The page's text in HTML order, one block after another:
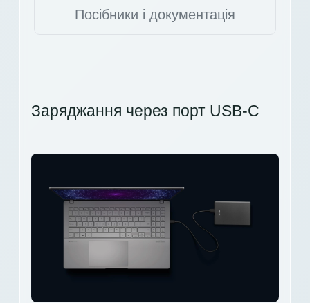
Посібники і документація
Заряджання через порт USB-C